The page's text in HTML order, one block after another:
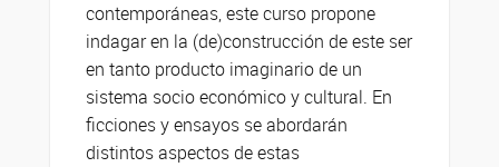
contemporáneas, este curso propone
indagar en la (de)construcción de este ser
en tanto producto imaginario de un
sistema socio económico y cultural. En
ficciones y ensayos se abordarán
distintos aspectos de estas